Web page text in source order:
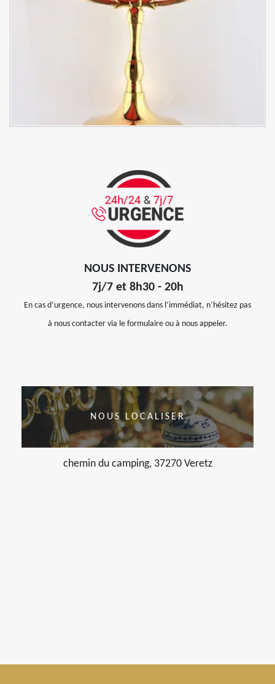
NOUS INTERVENONS
7j/7 et 8h30 - 20h
En cas d’urgence, nous intervenons dans l’immédiat, n’hésitez pas
à nous contacter via le formulaire ou à nous appeler.
NOUS LOCALISER
chemin du camping, 37270 Veretz